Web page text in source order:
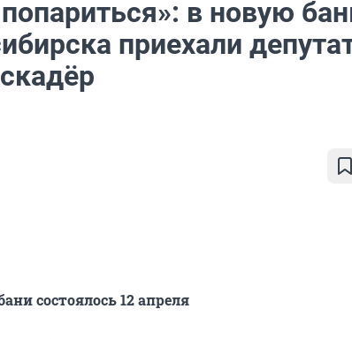
в новую
приехали
состоялось 12 апреля